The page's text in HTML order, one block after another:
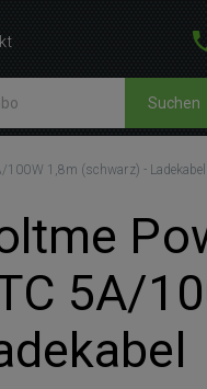
Suchen
100W 1,8m (schwarz) - Ladekabel
5A/